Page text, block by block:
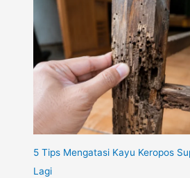
5 Tips Mengatasi Kayu Keropos
Lagi